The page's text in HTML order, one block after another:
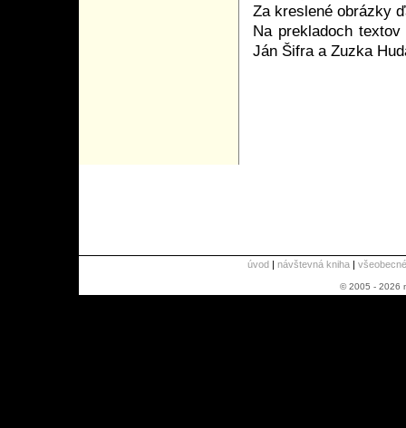
Za kreslené obrázky
Na prekladoch
Ján Šifra a Zuzka
úvod| návštevná kniha|
© 2005 - 2026